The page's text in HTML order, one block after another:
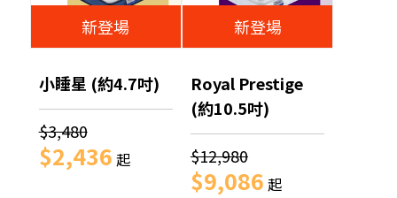
新登場
小睡星 (約4.7吋)
$3,480
$2,436 起
新登場
Royal Prestige
(約10.5吋)
$12,980
$9,086 起